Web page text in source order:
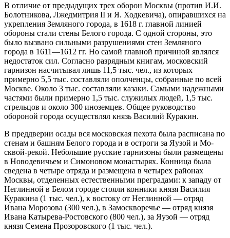
В отличие от предыдущих трех оборон Москвы (против И.И.
Болотникова, Лжедмитрия II и Я. Ходкевича), опиравшихся на
укрепления Земляного города, в 1618 г. главной линией
обороны стали стены Белого города. С одной стороны, это
было вызвано сильными разрушениями стен Земляного
города в 1611—1612 гг. Но самой главной причиной являлся
недостаток сил. Согласно разрядным книгам, московский
гарнизон насчитывал лишь 11,5 тыс. чел., из которых
примерно 5,5 тыс. составляли ополченцы, собранные по всей
Москве. Около 3 тыс. составляли казаки. Самыми надежными
частями были примерно 1,5 тыс. служилых людей, 1,5 тыс.
стрельцов и около 300 иноземцев. Общее руководство
обороной города осуществлял князь Василий Куракин.
В преддверии осады вся московская пехота была расписана по
стенам и башням Белого города и в остроги за Яузой и Мо-
сквой-рекой. Небольшие русские гарнизоны были размещены
в Новодевичьем и Симоновом монастырях. Конница была
сведена в четыре отряда и размещена в четырех районах
Москвы, отделенных естественными преградами: к западу от
Неглинной в Белом городе стояли конники князя Василия
Куракина (1 тыс. чел.), к востоку от Неглинной — отряд
Ивана Морозова (300 чел.), в Замоскворечье — отряд князя
Ивана Катырева-Ростовского (800 чел.), за Яузой — отряд
князя Семена Прозоровского (1 тыс. чел.).